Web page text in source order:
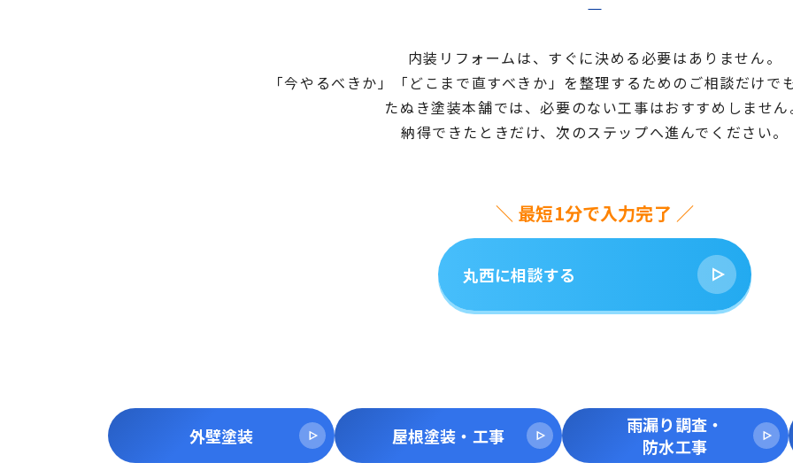
内装リフォームは、すぐに決める必要はありません。
「今やるべきか」「どこまで直すべきか」を整理するためのご相談だけで
たぬき塗装本舗では、必要のない工事はおすすめしません
納得できたときだけ、次のステップへ進んでください。
＼ 最短1分で入力完了 ／
丸西に相談する
外壁塗装 屋根塗装・工事
雨漏り調査・
防水工事